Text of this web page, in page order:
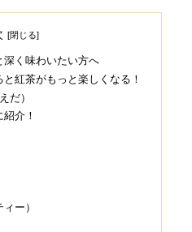
深く味わいたい方へ
紅茶がもっと楽しくなる！
だ）
介！
ー）